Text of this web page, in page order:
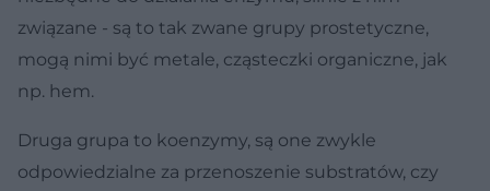
związane - są to tak zwane grupy prostetyczne,
mogą nimi być metale, cząsteczki organiczne, jak
np. hem.
Druga grupa to koenzymy, są one zwykle
odpowiedzialne za przenoszenie substratów, czy